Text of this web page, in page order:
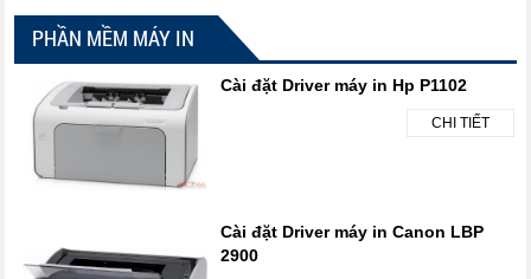
PHẦN MỀM MÁY IN
Cài đặt Driver máy in Hp P1102
CHI TIẾT
Cài đặt Driver máy in Canon LBP
2900